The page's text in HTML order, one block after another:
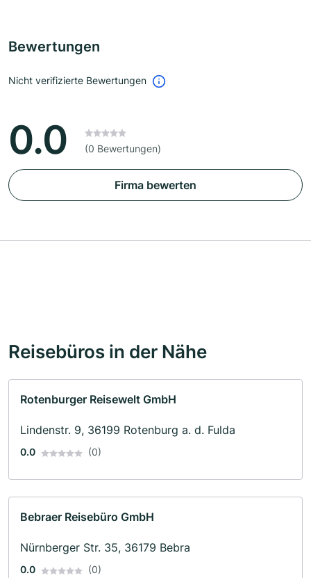
Bewertungen
Nicht verifizierte Bewertungen
0.0 (0 Bewertungen)
Firma bewerten
Reisebüros in der Nähe
Rotenburger Reisewelt GmbH
Lindenstr. 9, 36199 Rotenburg a. d. Fulda
0.0 (0)
Bebraer Reisebüro GmbH
Nürnberger Str. 35, 36179 Bebra
0.0 (0)